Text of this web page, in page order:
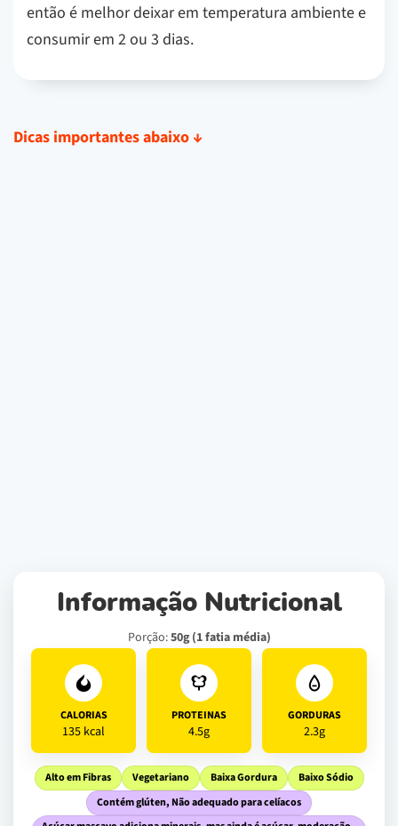
então é melhor deixar em temperatura ambiente e
consumir em 2 ou 3 dias.
Dicas importantes abaixo ↓
Informação Nutricional
Porção:50g (1 fatia média)
CALORIAS
135 kcal
PROTEINAS
4.5g
GORDURAS
2.3g
Alto em Fibras Vegetariano Baixa Gordura
Baixo Sódio
Contém glúten, Não adequado para celíacos